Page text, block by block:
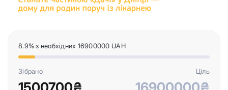
8.9% з необхідних 16900000 UAH
Зібрано Ціль